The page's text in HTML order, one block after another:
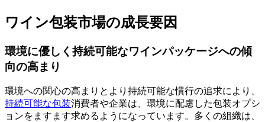
ワイン包装市場の成長要因
環境に優しく持続可能なワインパッケージへの傾
向の高まり
環境への関心の高まりとより持続可能な慣行の追求により、
持続可能な包装消費者や企業は、環境に配慮した包装オプシ
ョンをますます求めるようになっています。多くの組織は、